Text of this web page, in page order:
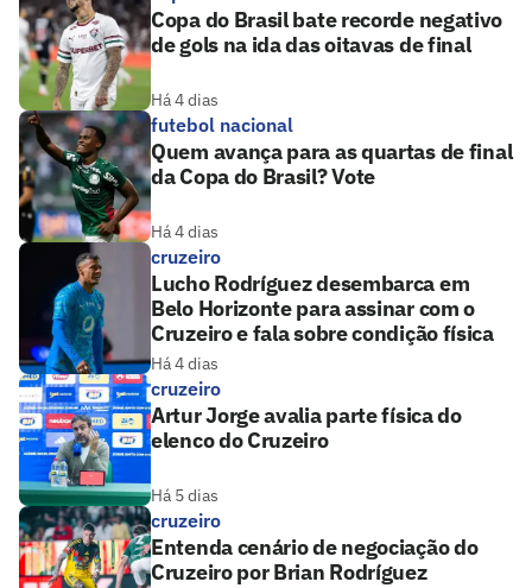
Copa do Brasil bate recorde negativo
de gols na ida das oitavas de final
Há 4 dias
futebol nacional
Quem avança para as quartas de final
da Copa do Brasil? Vote
Há 4 dias
cruzeiro
Lucho Rodríguez desembarca em
Belo Horizonte para assinar com o
Cruzeiro e fala sobre condição física
Há 4 dias
cruzeiro
Artur Jorge avalia parte física do
elenco do Cruzeiro
Há 5 dias
cruzeiro
Entenda cenário de negociação do
Cruzeiro por Brian Rodríguez